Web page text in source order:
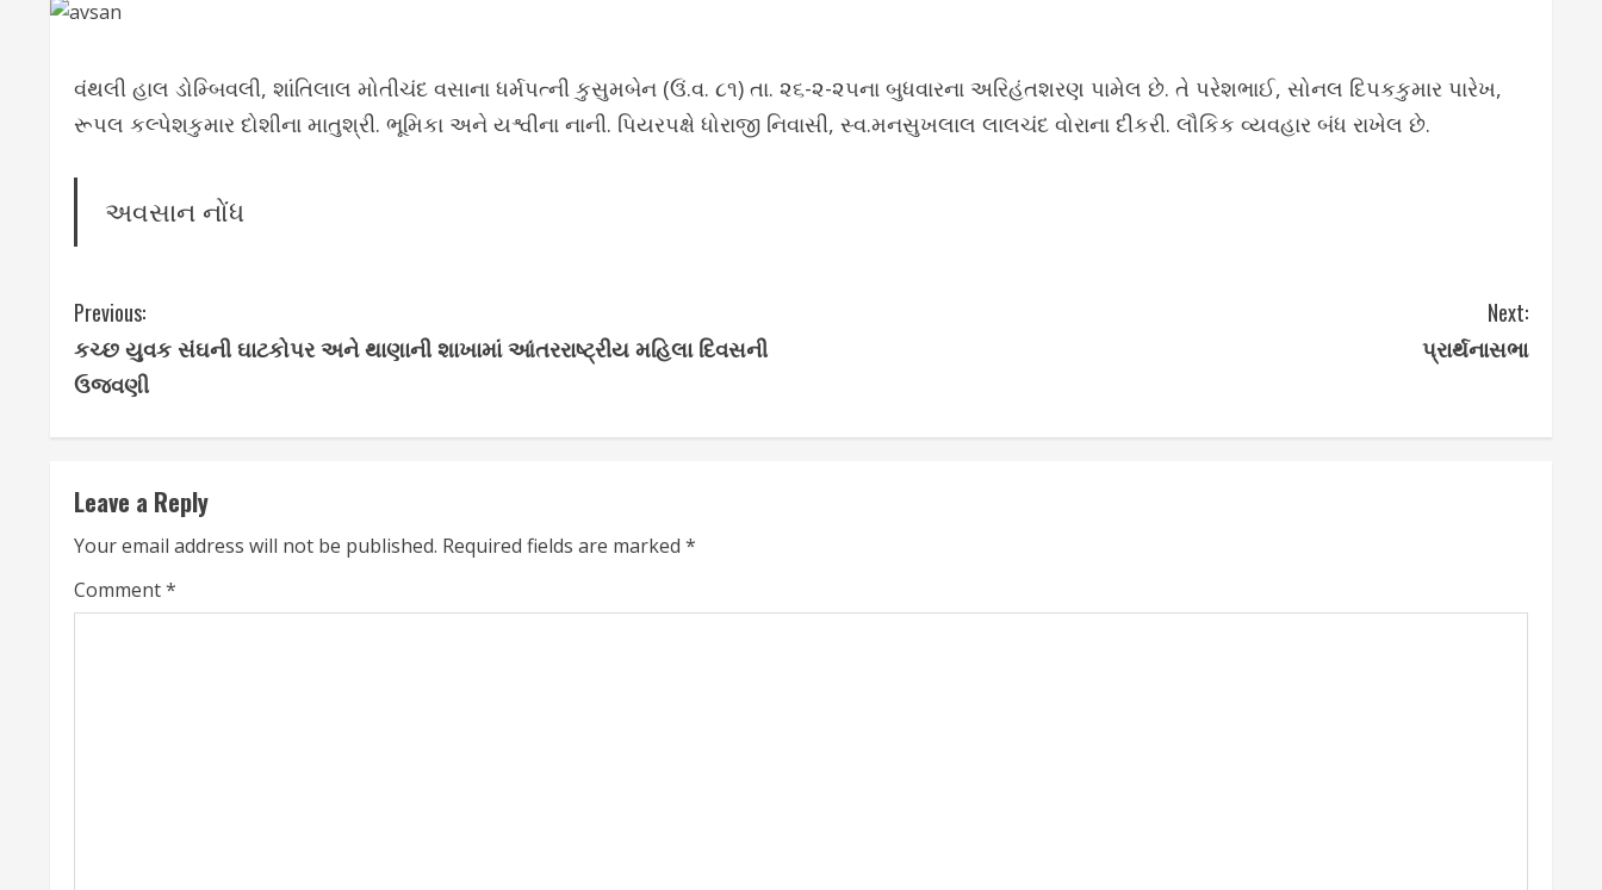
વંથલી હાલ ડોમ્બિવલી, શાંતિલાલ મોતીચંદ વસાના ધર્મપત્ની કુસુમબેન (ઉં.વ. ૮૧) તા. ૨૬-૨-૨૫ના બુધવારના અરિહંતશરણ પામેલ છે. તે પરેશભાઈ, સોનલ દિપકકુમાર પારેખ,
રૂપલ કલ્પેશકુમાર દોશીના માતુશ્રી. ભૂમિકા અને યશ્વીના નાની. પિયરપક્ષે ધોરાજી નિવાસી, સ્વ.મનસુખલાલ લાલચંદ વોરાના દીકરી. લૌકિક વ્યવહાર બંધ રાખેલ છે.
અવસાન નોંધ
C
o
i
n
u
Previous:
કચ્છ યુવક સંઘની ઘાટકોપર અને થાણાની શાખામાં આંતરરાષ્ટ્રીય મહિલા દિવસની
ઉજવણી
Next:
પ્રાર્થનાસભા
Leave a Reply
Your email address will not be published. Required fields are marked *
Comment*